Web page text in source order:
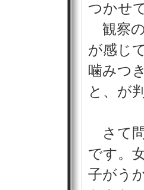
つかせ
観察の
が感じ
噛みつ
と、が
さて
です。
子がう